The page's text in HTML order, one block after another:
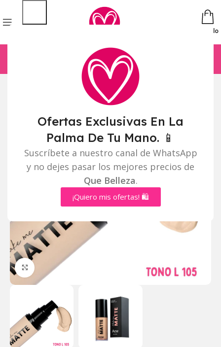
Ofertas Exclusivas En La
Palma De Tu Mano. 📱
Suscríbete a nuestro canal de WhatsApp
y no dejes pasar los mejores precios de
Que Belleza.
¡Quiero mis ofertas! 🛍️
Pedido
Click to enlarge